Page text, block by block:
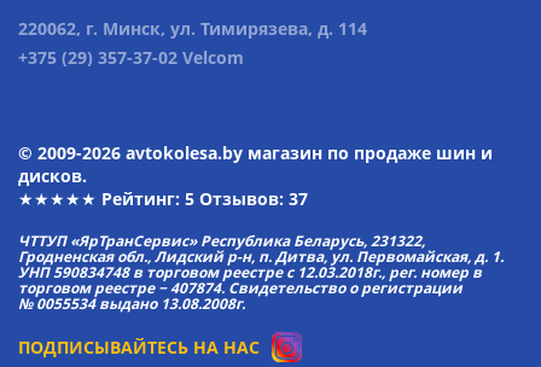
220062, г. Минск, ул. Тимирязева, д. 114
+375 (29) 357-37-02 Velcom
© 2009-2026 avtokolesa.by магазин по продаже шин и
дисков.
★★★★★ Рейтинг: 5 Отзывов: 37
ЧТТУП «ЯрТранСервис» Республика Беларусь, 231322,
Гродненская обл., Лидский р-н, п. Дитва, ул. Первомайская, д. 1.
УНП 590834748 в торговом реестре с 12.03.2018г., рег. номер в
торговом реестре − 407874. Свидетельство о регистрации
№ 0055534 выдано 13.08.2008г.
ПОДПИСЫВАЙТЕСЬ НА НАС